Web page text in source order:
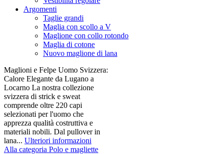
Argomenti
Taglie grandi
Maglia con scollo a V
Maglione con collo rotondo
Maglia di cotone
Nuovo maglione di lana
Maglioni e Felpe Uomo Svizzera:
Calore Elegante da Lugano a
Locarno La nostra collezione
svizzera di strick e sweat
comprende oltre 220 capi
selezionati per l'uomo che
apprezza qualità costruttiva e
materiali nobili. Dal pullover in
lana... Ulteriori informazioni
Alla categoria Polo e magliette